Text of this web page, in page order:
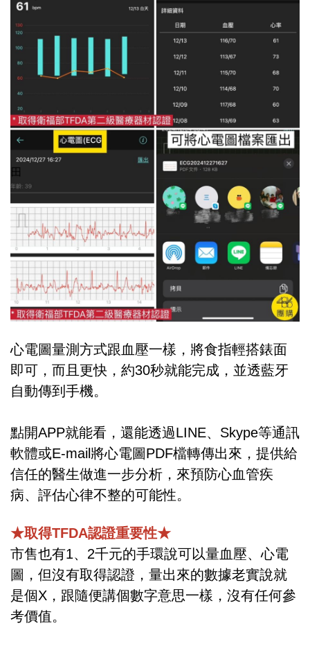
心電圖量測方式跟血壓一樣，將食指輕搭錶面
即可，而且更快，約30秒就能完成，並透藍牙
自動傳到手機。
點開APP就能看，還能透過LINE、Skype等通訊
軟體或E-mail將心電圖PDF檔轉傳出來，提供給
信任的醫生做進一步分析，來預防心血管疾
病、評估心律不整的可能性。
★取得TFDA認證重要性★
市售也有1、2千元的手環說可以量血壓、心電
圖，但沒有取得認證，量出來的數據老實說就
是個X，跟隨便講個數字意思一樣，沒有任何參
考價值。